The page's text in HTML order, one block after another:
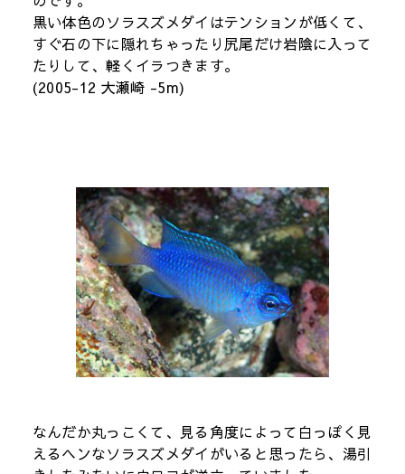
黒い体色のソラスズメダイはテンションが低くて、
すぐ石の下に隠れちゃったり尻尾だけ岩陰に入って
たりして、軽くイラつきます。
(2005-12 大瀬崎 -5m)
なんだか丸っこくて、見る角度によって白っぽく見
えるヘンなソラスズメダイがいると思ったら、湯引